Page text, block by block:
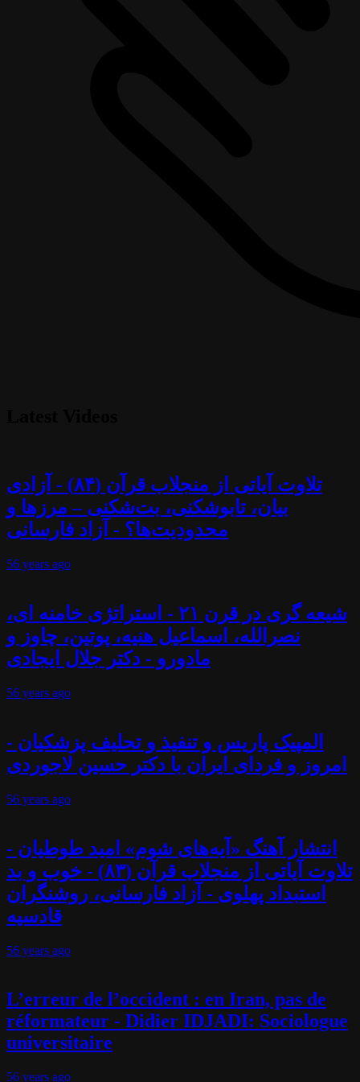
تلاوت آیاتی از منجلاب قرآن (۸۴) - آزادی
بیان، تابوشکنی، بت‌شکنی – مرزها و
محدودیت‌ها؟ - آزاد فارسانی
56 years ago
شیعه گری در قرن ۲۱ - استراتژی خامنه ای،
نصرالله، اسماعیل هنیه، پوتین، چاوز و
مادورو - دکتر جلال ایجادی
56 years ago
المپیک پاریس و تنفیذ و تحلیف پزشکیان -
امروز و فردای ایران با دکتر حسین لاجوردی
56 years ago
انتشار آهنگ «آیه‌های شوم» امید طوطیان -
تلاوت آیاتی از منجلاب قرآن (۸۳) - خوب و بد
استبداد پهلوی - آزاد فارسانی، روشنگران
قادسیه
56 years ago
L’erreur de l’occident : en Iran, pas de
réformateur - Didier IDJADI: Sociologue
universitaire
56 years ago